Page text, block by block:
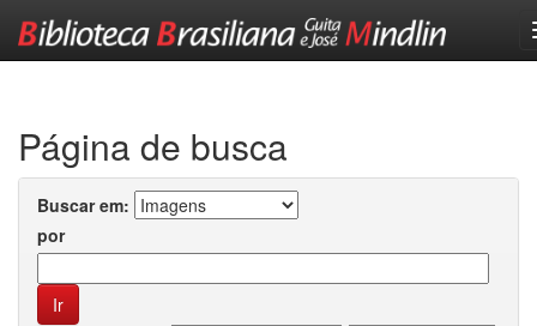
Página de busca
Buscar em:
por